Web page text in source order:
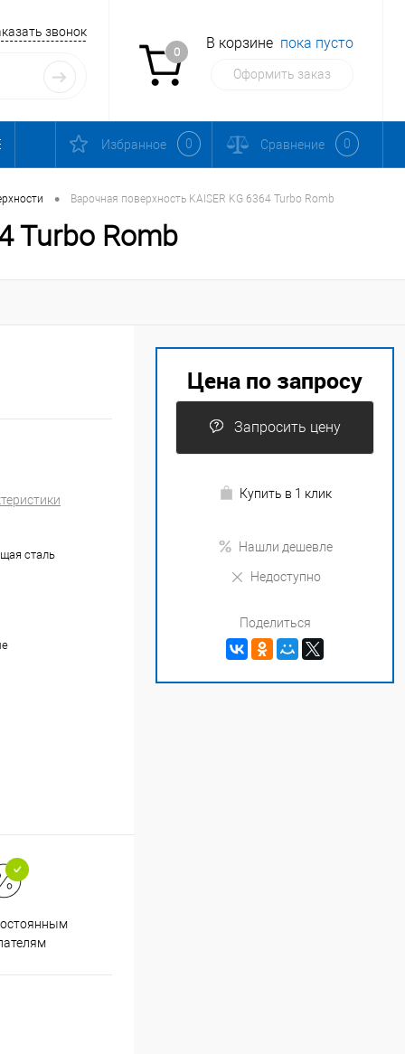
звонок
0
В корзине пока пусто
Оформить заказ
Избранное 0 Сравнение 0
• Варочная поверхность KAISER KG 6364 Turbo Romb
Turbo Romb
сталь
Цена по запросу
Запросить цену
Купить в 1 клик
Нашли дешевле
Недоступно
Поделиться